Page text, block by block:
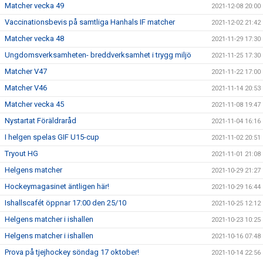
Matcher vecka 49 2021-12-08 20:00
Vaccinationsbevis på samtliga Hanhals IF matcher 2021-12-02 21:42
Matcher vecka 48 2021-11-29 17:30
Ungdomsverksamheten- breddverksamhet i trygg miljö 2021-11-25 17:30
Matcher V47 2021-11-22 17:00
Matcher V46 2021-11-14 20:53
Matcher vecka 45 2021-11-08 19:47
Nystartat Föräldraråd 2021-11-04 16:16
I helgen spelas GIF U15-cup 2021-11-02 20:51
Tryout HG 2021-11-01 21:08
Helgens matcher 2021-10-29 21:27
Hockeymagasinet äntligen här! 2021-10-29 16:44
Ishallscafét öppnar 17:00 den 25/10 2021-10-25 12:12
Helgens matcher i ishallen 2021-10-23 10:25
Helgens matcher i ishallen 2021-10-16 07:48
Prova på tjejhockey söndag 17 oktober! 2021-10-14 22:56